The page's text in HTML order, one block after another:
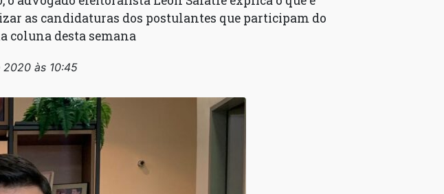
as candidaturas dos postulantes que participam do
coluna desta semana
às 10:45